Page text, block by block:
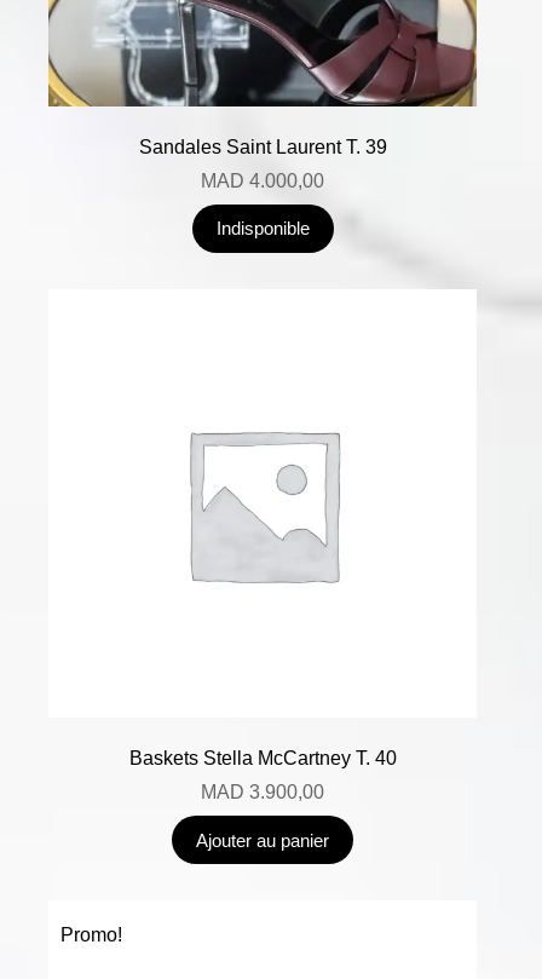
Sandales Saint Laurent T. 39
MAD 4.000,00
Indisponible
Baskets Stella McCartney T. 40
MAD 3.900,00
Ajouter au panier
Promo!